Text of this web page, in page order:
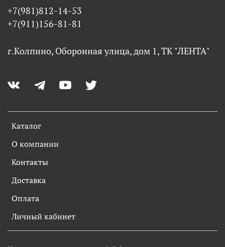
Каталог
О компании
Контакты
Доставка
Оплата
Личный кабинет
+7(981)812-14-53
+7(911)156-81-81
г.Колпино, Оборонная улица, дом 1, ТК "ЛЕНТА"